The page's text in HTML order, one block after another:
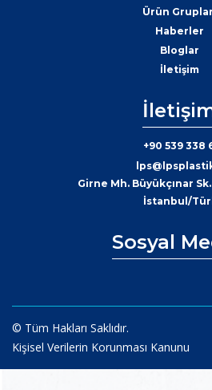
Ürün
Haberler
Bloglar
İletişim
+90 539 338
Girne Mh. Büyükçınar
İstanbul/
Sosyal
© Tüm Hakları Saklıdır.
Kişisel Verilerin Korunması Kanunu